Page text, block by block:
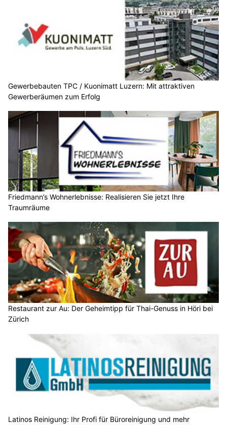
Gewerbebauten TPC / Kuonimatt Luzern: Mit attraktiven
Gewerberäumen zum Erfolg
Friedmann’s Wohnerlebnisse: Realisieren Sie jetzt Ihre
Traumräume
Restaurant zur Au: Der Geheimtipp für Thai-Genuss in Höri bei
Zürich
Latinos Reinigung: Ihr Profi für Büroreinigung und mehr